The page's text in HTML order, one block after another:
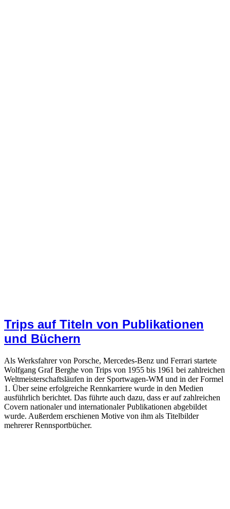
Trips auf Titeln von Publikationen
und Büchern
Als Werksfahrer von Porsche, Mercedes-Benz und Ferrari startete
Wolfgang Graf Berghe von Trips von 1955 bis 1961 bei zahlreichen
Weltmeisterschaftsläufen in der Sportwagen-WM und in der Formel
1. Über seine erfolgreiche Rennkarriere wurde in den Medien
ausführlich berichtet. Das führte auch dazu, dass er auf zahlreichen
Covern nationaler und internationaler Publikationen abgebildet
wurde. Außerdem erschienen Motive von ihm als Titelbilder
mehrerer Rennsportbücher.